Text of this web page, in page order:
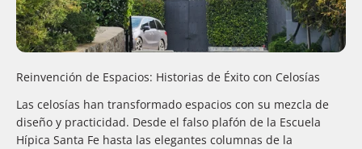
Reinvención de Espacios: Historias de Éxito con Celosías
Las celosías han transformado espacios con su mezcla de
diseño y practicidad. Desde el falso plafón de la Escuela
Hípica Santa Fe hasta las elegantes columnas de la